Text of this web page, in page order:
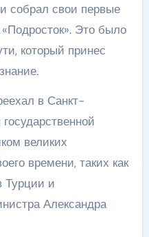
собрал свои первые
Это было
который принес
в Санкт-
великих
времени, таких как
Турции и
Александра